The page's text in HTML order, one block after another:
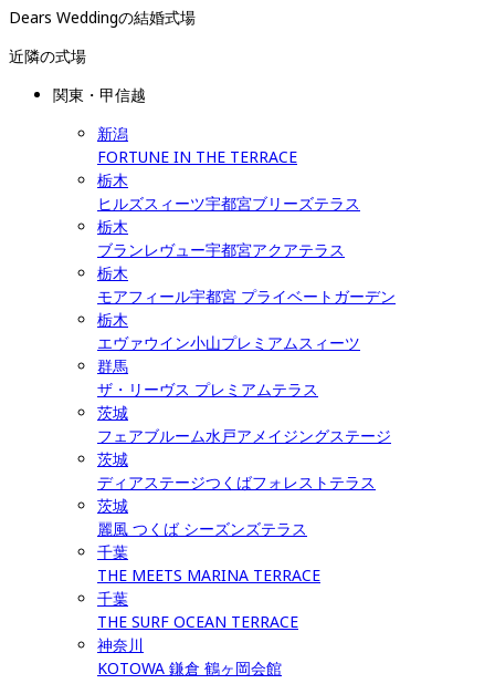
Dears Weddingの結婚式場
近隣の式場
関東・甲信越
新潟
FORTUNE IN THE TERRACE
栃木
ヒルズスィーツ宇都宮ブリーズテラス
栃木
ブランレヴュー宇都宮アクアテラス
栃木
モアフィール宇都宮 プライベートガーデン
栃木
エヴァウイン小山プレミアムスィーツ
群馬
ザ・リーヴス プレミアムテラス
茨城
フェアブルーム水戸アメイジングステージ
茨城
ディアステージつくばフォレストテラス
茨城
麗風 つくば シーズンズテラス
千葉
THE MEETS MARINA TERRACE
千葉
THE SURF OCEAN TERRACE
神奈川
KOTOWA 鎌倉 鶴ヶ岡会館